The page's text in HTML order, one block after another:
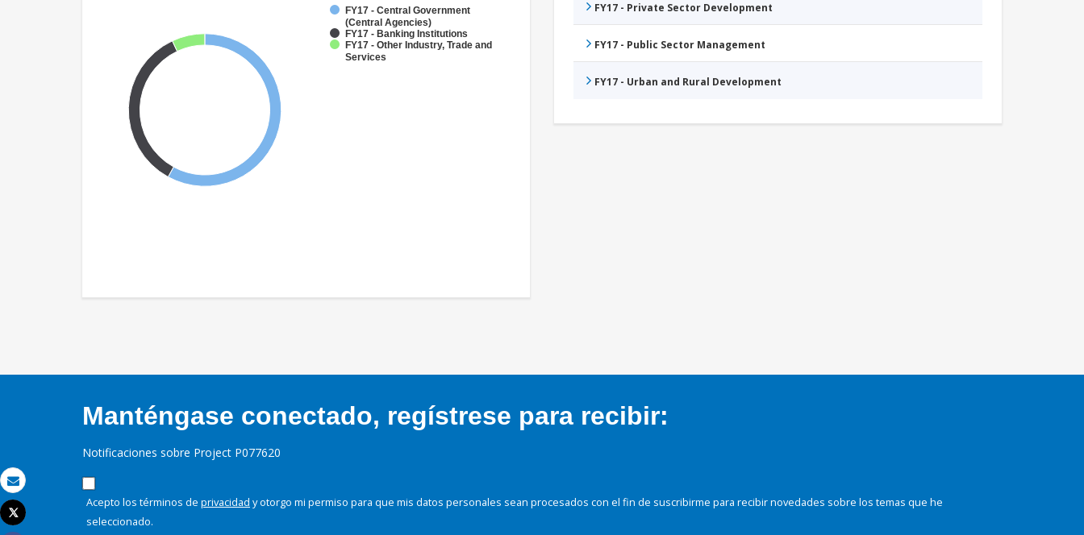
Correo electrónico
Imprimir
Tweet
FY17 - Central Government
(Central Agencies)
FY17 - Banking Institutions
FY17 - Other Industry, Trade and
Services
FY17 - Private Sector Development
FY17 - Public Sector Management
FY17 - Urban and Rural Development
Manténgase conectado, regístrese para recibir:
Notificaciones sobre Project P077620
Acepto los términos de privacidad y otorgo mi permiso para que mis datos personales sean procesados con el fin de suscribirme para recibir novedades sobre los temas que he
seleccionado.